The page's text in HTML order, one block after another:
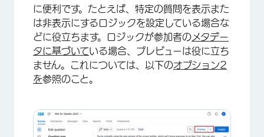
に便利です。たとえば、特定の質問を表示また
は非表示にするロジックを設定している場合な
どに役立ちます。ロジックが参加者の メタデー
タに基づいている場合、プレビューは役に立ち
ません。これについては、以下のオプション2
を参照のこと。